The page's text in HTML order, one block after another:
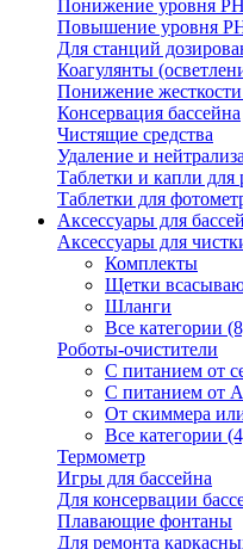
Понижение уровня РН
Повышение уровня
Для станций
Коагулянты
Понижение
Консервация бассейна
Чистящие средства
Удаление и
Таблетки и капли для
Таблетки для
Аксессуары для
Аксессуары для
Комплекты
Щетки
Шланги
Все категории
Роботы-очистители
С питанием от
С питанием от
От скиммера
Все категории
Термометр
Игры для бассейна
Для консервации
Плавающие фонтаны
Для ремонта